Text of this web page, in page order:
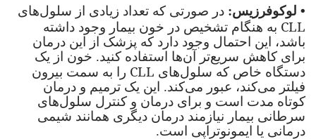
• لوکوفرزیس: در صورتی که تعداد زیادی از سلول‌های
CLL به هنگام تشخیص در خون بیمار وجود داشته
باشد، این احتمال وجود دارد که پزشک از این درمان
برای کاهش سریع‌تر آن‌ها استفاده کنید. خون از یک
دستگاه خاص که سلول‌های CLL را به سمت بیرون
فیلتر می‌کند، عبور می‌کند. این یک ترمیم و درمان
کوتاه مدت است و برای درمان و کنترل سلول‌های
سرطانی بیمار نیازمند درمان دیگری همانند شیمی
درمانی یا ایمونوتراپی است.